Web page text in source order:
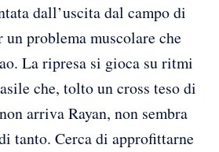
dall’uscita dal campo di
un problema muscolare che
La ripresa si gioca su ritmi
che, tolto un cross teso di
arriva Rayan, non sembra
tanto. Cerca di approfittarne